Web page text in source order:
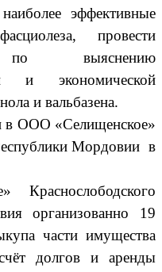
эффективные
провести
по выяснению
и экономической
и вальбазена.
ООО «Селищенское»
Мордовии в
Краснослободского
организованно 19
части имущества
долгов и аренды